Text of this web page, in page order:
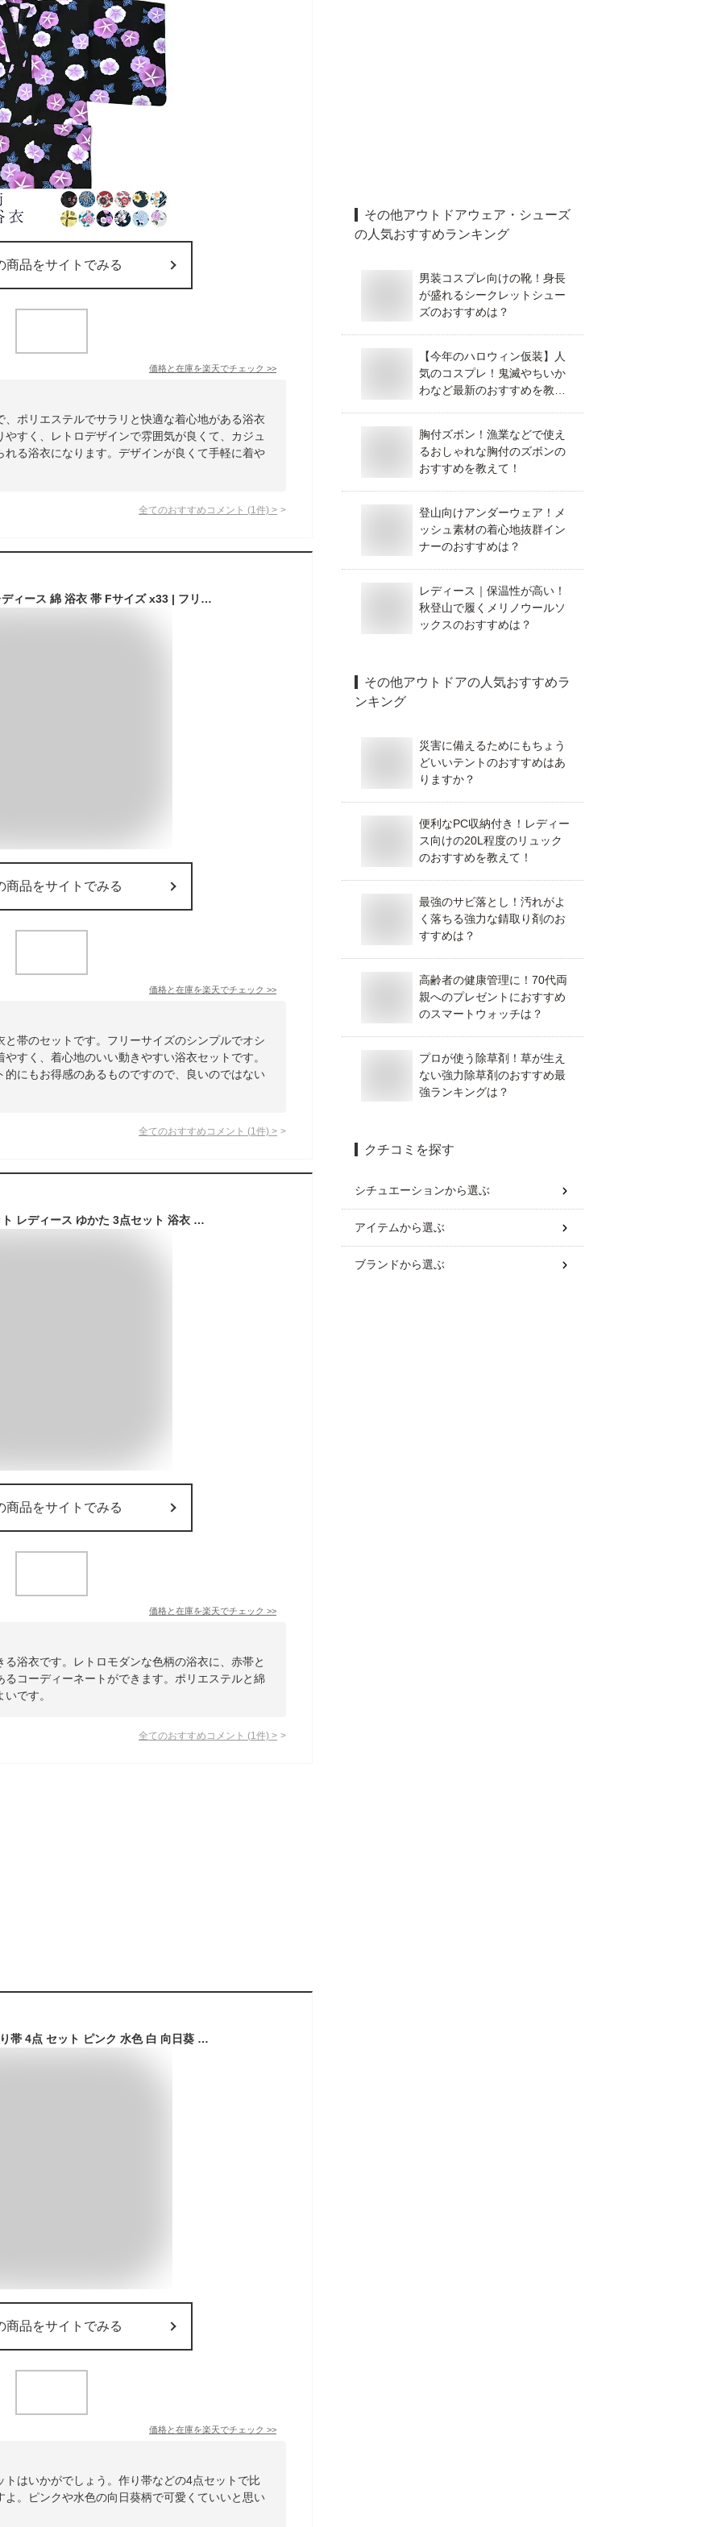
商品をサイトでみる
価格と在庫を楽天でチェック >>
ポリエステルでサラリと快適な着心地がある浴衣
すく、レトロデザインで雰囲気が良くて、カジュ
る浴衣になります。デザインが良くて手軽に着や
全てのおすすめコメント (1 件) >
浴衣 単品/帯セット レディース 綿 浴衣 帯 Fサイズ x33 | フリーサイズ 大人 婦人 婦人浴衣 レディース浴衣 yukata 洗える ゆかた セット 兵児帯 リバーシブル帯 花火大会 レトロ モダン 平織 百合 紫陽花 椿 猫 コスモス 秋桜 黒 紫 青 赤 紺 白 黄 150cm 160cm 花火大会
商品をサイトでみる
価格と在庫を楽天でチェック >>
帯のセットです。フリーサイズのシンプルでオシ
すく、着心地のいい動きやすい浴衣セットです。
にもお得感のあるものですので、良いのではない
全てのおすすめコメント (1 件) >
浴衣 高校生 浴衣 セット レディース ゆかた 3点セット 浴衣 セット 中学生 浴衣 可愛い 高校生 大きいサイズ 浴衣 大人 浴衣 高校生 女性 浴衣 セット かわいい 花柄 ワンピース 大人 作り帯 帯飾り 花火大会 着物 セット 大人っぽい 可愛い 夏祭り 送料無料
商品をサイトでみる
価格と在庫を楽天でチェック >>
浴衣です。レトロモダンな色柄の浴衣に、赤帯と
コーディーネートができます。ポリエステルと綿
です。
全てのおすすめコメント (1 件) >
着付け 簡単 ♪ 浴衣 作り帯 4点 セット ピンク 水色 白 向日葵 ひまわり 洗える ゆかた レディース 女性用 和装 着物 和服 カジュアル フォーマル 仕立て上がり 振袖 シンプル お祭り 花火大会 デート お出かけ 夏着物 浴衣セット かわいい
商品をサイトでみる
価格と在庫を楽天でチェック >>
はいかがでしょう。作り帯などの4点セットで比
。ピンクや水色の向日葵柄で可愛くていいと思い
その他アウトドアウェア・シューズ
の人気おすすめランキング
男装コスプレ向けの靴！身長
が盛れるシークレットシュー
ズのおすすめは？
【今年のハロウィン仮装】人
気のコスプレ！鬼滅やちいか
わなど最新のおすすめを教え
胸付ズボン！漁業などで使え
るおしゃれな胸付のズボンの
おすすめを教えて！
登山向けアンダーウェア！メ
ッシュ素材の着心地抜群イン
ナーのおすすめは？
レディース｜保温性が高い！
秋登山で履くメリノウールソ
ックスのおすすめは？
その他アウトドアの人気おすすめラ
ンキング
災害に備えるためにもちょう
どいいテントのおすすめはあ
りますか？
便利なPC収納付き！レディー
ス向けの20L程度のリュック
のおすすめを教えて！
最強のサビ落とし！汚れがよ
く落ちる強力な錆取り剤のお
すすめは？
高齢者の健康管理に！70代両
親へのプレゼントにおすすめ
のスマートウォッチは？
プロが使う除草剤！草が生え
ない強力除草剤のおすすめ最
強ランキングは？
クチコミを探す
シチュエーションから選ぶ
アイテムから選ぶ
ブランドから選ぶ